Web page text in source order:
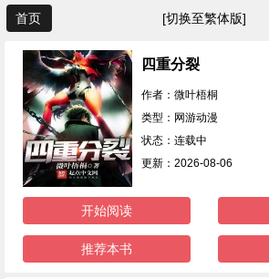
首页 [切换至繁体版]
四重分裂
作者：微叶梧桐
类型：网游动漫
状态：连载中
更新：2026-08-06
开始阅读
推荐本书